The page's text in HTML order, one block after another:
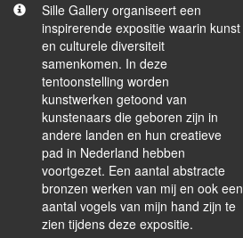
Sille Gallery organiseert een
inspirerende expositie waarin kunst
en culturele diversiteit
samenkomen. In deze
tentoonstelling worden
kunstwerken getoond van
kunstenaars die geboren zijn in
andere landen en hun creatieve
pad in Nederland hebben
voortgezet. Een aantal abstracte
bronzen werken van mij en ook een
aantal vogels van mijn hand zijn te
zien tijdens deze expositie.